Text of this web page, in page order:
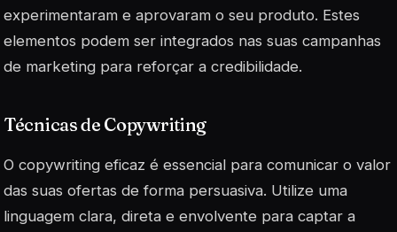
experimentaram e aprovaram o seu produto. Estes
elementos podem ser integrados nas suas campanhas
de marketing para reforçar a credibilidade.
Técnicas de Copywriting
O copywriting eficaz é essencial para comunicar o valor
das suas ofertas de forma persuasiva. Utilize uma
linguagem clara, direta e envolvente para captar a